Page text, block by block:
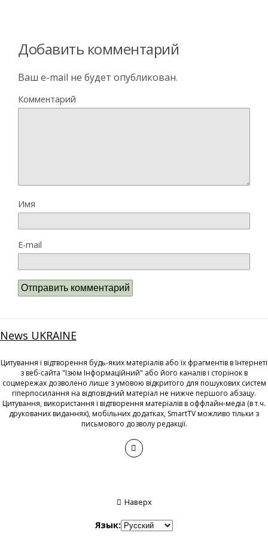
Добавить комментарий
Ваш e-mail не будет опубликован.
Комментарий
Имя
E-mail
News UKRAINE
Цитування і відтворення будь-яких матеріалів або їх фрагментів в Інтернеті
з веб-сайта "Ізюм Інформаційний" або його каналів і сторінок в
соцмережах дозволено лише з умовою відкритого для пошукових систем
гіперпосилання на відповідний матеріал не нижче першого абзацу.
Цитування, використання і відтворення матеріалів в оффлайн-медіа (в т.ч.
друкованих виданнях), мобільних додатках, SmartTV можливо тільки з
письмового дозволу редакції.
Наверх
Язык: